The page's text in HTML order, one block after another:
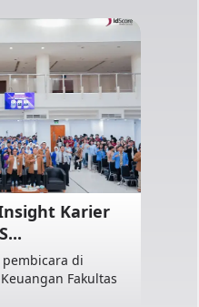
Karier
di
Fakultas